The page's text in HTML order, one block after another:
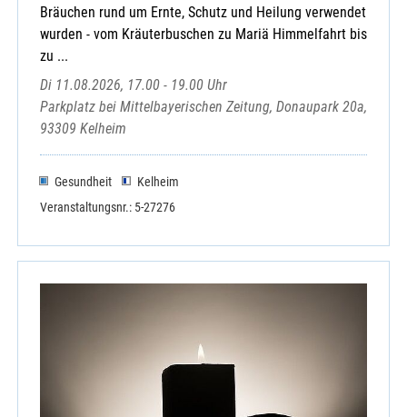
Bräuchen rund um Ernte, Schutz und Heilung verwendet
wurden - vom Kräuterbuschen zu Mariä Himmelfahrt bis
zu ...
Di 11.08.2026, 17.00 - 19.00 Uhr
Parkplatz bei Mittelbayerischen Zeitung, Donaupark 20a,
93309 Kelheim
Gesundheit
Kelheim
Veranstaltungsnr.: 5-27276